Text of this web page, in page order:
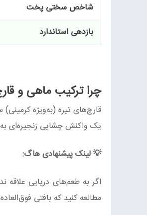
شاخص سختی پخت
بازدهی استاندارد
چرا ترکیب ماهی و
قارچ‌های تیره (به‌ویژه کرمینی)
یک واکنش چشایی زنجیره‌ای به
💡لینکپیشنهادیهاگ:
اگر به طعم‌های دریایی علاقه
مطالعه کنید که بافتی